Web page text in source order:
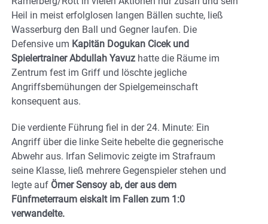
Heil in meist erfolglosen langen Bällen suchte, ließ
Wasserburg den Ball und Gegner laufen. Die
Defensive um Kapitän Dogukan Cicek und
Spielertrainer Abdullah Yavuz hatte die Räume im
Zentrum fest im Griff und löschte jegliche
Angriffsbemühungen der Spielgemeinschaft
konsequent aus.
Die verdiente Führung fiel in der 24. Minute: Ein
Angriff über die linke Seite hebelte die gegnerische
Abwehr aus. Irfan Selimovic zeigte im Strafraum
seine Klasse, ließ mehrere Gegenspieler stehen und
legte auf Ömer Sensoy ab, der aus dem
Fünfmeterraum eiskalt im Fallen zum 1:0
verwandelte.